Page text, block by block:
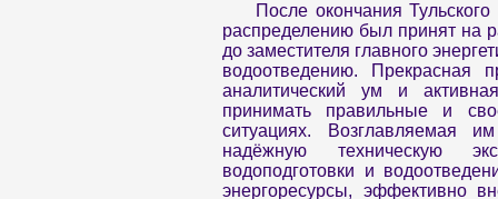
После окончания
распределению был принят на
до заместителя главного
водоотведению. Прекрасная
аналитический ум и
принимать правильные и
ситуациях. Возглавляемая
надёжную техническую
водоподготовки и
энергоресурсы, эффективно